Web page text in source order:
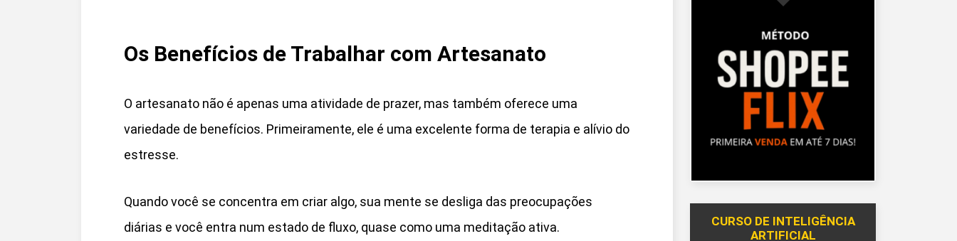
Os Benefícios de Trabalhar com Artesanato
O artesanato não é apenas uma atividade de prazer, mas também oferece uma
variedade de benefícios. Primeiramente, ele é uma excelente forma de terapia e alívio do
estresse.
Quando você se concentra em criar algo, sua mente se desliga das preocupações
diárias e você entra num estado de fluxo, quase como uma meditação ativa.
CURSO DE INTELIGÊNCIA
ARTIFICIAL